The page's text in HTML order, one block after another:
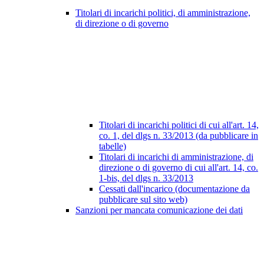
Titolari di incarichi politici, di amministrazione,
di direzione o di governo
Titolari di incarichi politici di cui all'art. 14,
co. 1, del dlgs n. 33/2013 (da pubblicare in
tabelle)
Titolari di incarichi di amministrazione, di
direzione o di governo di cui all'art. 14, co.
1-bis, del dlgs n. 33/2013
Cessati dall'incarico (documentazione da
pubblicare sul sito web)
Sanzioni per mancata comunicazione dei dati